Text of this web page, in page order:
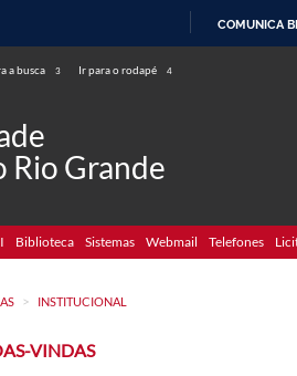
COMUNICA
a busca 3 Ir para o rodapé 4
Rio Grande
Biblioteca Sistemas Webmail Telefones
> INSTITUCIONAL
VINDAS